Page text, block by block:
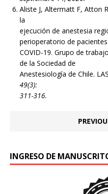
Aliste J, Altermatt F, Atton
la
ejecución de anestesia
perioperatorio de pacientes
COVID-19. Grupo de
de la Sociedad de
Anestesiología de Chile.
49(3):
311-316.
INGRESO DE